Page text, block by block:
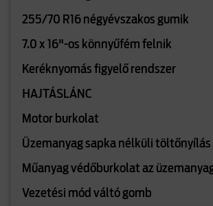
255/70 R16 négyévszakos gumik
7.0 x 16"-os könnyűfém felnik
Keréknyomás figyelő rendszer
HAJTÁSLÁNC
Motor burkolat
Üzemanyag sapka nélküli töltőnyílás
Műanyag védőburkolat az
Vezetési mód váltó gomb